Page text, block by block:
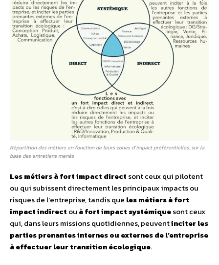
Répartition des métiers en fonction de leurs zones d’impact préférentielles, sur la
base des entretiens menés
Les métiers à fort impact direct sont ceux qui pilotent
ou qui subissent directement les principaux impacts ou
risques de l’entreprise, tandis que les métiers à fort
impact indirect ou à fort impact systémiquesont ceux
qui, dans leurs missions quotidiennes, peuventinciter les
parties prenantes internes ou externes de l’entreprise
à effectuer leur transition écologique.